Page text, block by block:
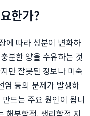
한가?
에 따라 성분이 변화하
분한 양을 수유하는 것
만 잘못된 정보나 미숙
염 등의 문제가 발생하
드는 주요 원인이 됩니
해부학적, 생리학적 지